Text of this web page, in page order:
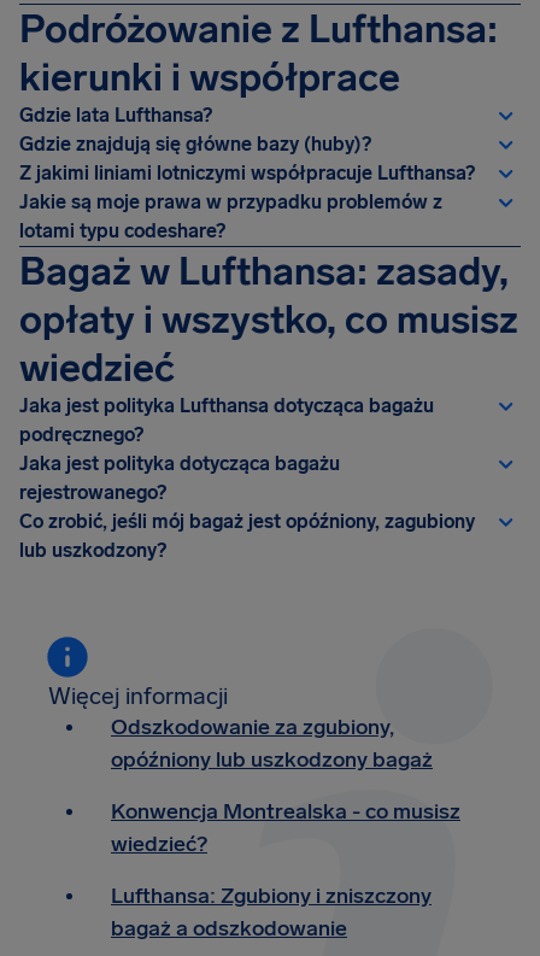
Podróżowanie z Lufthansa:
kierunki i współprace
Gdzie lata Lufthansa?
Gdzie znajdują się główne bazy (huby)?
Z jakimi liniami lotniczymi współpracuje Lufthansa?
Jakie są moje prawa w przypadku problemów z
lotami typu codeshare?
Bagaż w Lufthansa: zasady,
opłaty i wszystko, co musisz
wiedzieć
Jaka jest polityka Lufthansa dotycząca bagażu
podręcznego?
Jaka jest polityka dotycząca bagażu
rejestrowanego?
Co zrobić, jeśli mój bagaż jest opóźniony, zagubiony
lub uszkodzony?
Więcej informacji
Odszkodowanie za zgubiony,
opóźniony lub uszkodzony bagaż
Konwencja Montrealska - co musisz
wiedzieć?
Lufthansa: Zgubiony i zniszczony
bagaż a odszkodowanie